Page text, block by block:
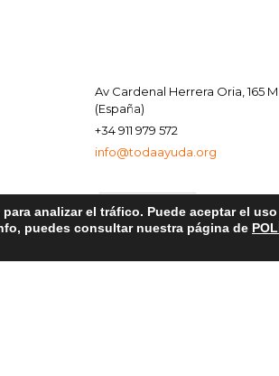
Av Cardenal Herrera Oria, 165
(España)
+34 911 979 572
info@todaayuda.org
analizar el tráfico. Puede aceptar el
puedes consultar nuestra página de